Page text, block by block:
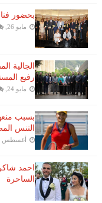
بحضور
مايو 26, 2023
الجالية
رفيع
مايو 24, 2023
بسبب
التنس​
أغسطس 11, 2022
احمد
الساحرة